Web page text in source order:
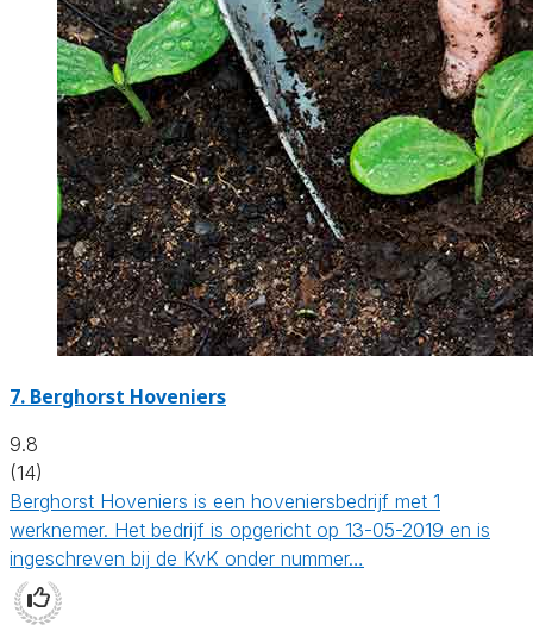
7. Berghorst Hoveniers
9.8
(14)
Berghorst Hoveniers is een hoveniersbedrijf met 1
werknemer. Het bedrijf is opgericht op 13-05-2019 en is
ingeschreven bij de KvK onder nummer…